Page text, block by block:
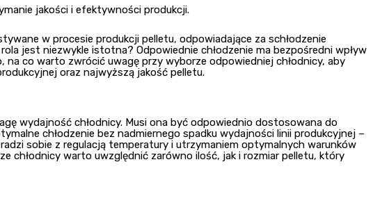
jakości i efektywności produkcji.
w procesie produkcji pelletu, odpowiadające za schłodzenie
jest niezwykle istotna? Odpowiednie chłodzenie ma bezpośredni wpływ
na co warto zwrócić uwagę przy wyborze odpowiedniej chłodnicy, aby
oraz najwyższą jakość pelletu.
wydajność chłodnicy. Musi ona być odpowiednio dostosowana do
chłodzenie bez nadmiernego spadku wydajności linii produkcyjnej –
sobie z regulacją temperatury i utrzymaniem optymalnych warunków
chłodnicy warto uwzględnić zarówno ilość, jak i rozmiar pelletu, który